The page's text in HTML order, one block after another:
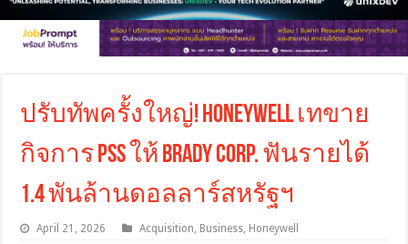
ปรับทัพครั้งใหญ่! Honeywell เทขาย
กิจการ PSS ให้ Brady Corp. ฟันรายได้
1.4 พันล้านดอลลาร์สหรัฐฯ
April 21, 2026 Acquisition, Business, Honeywell